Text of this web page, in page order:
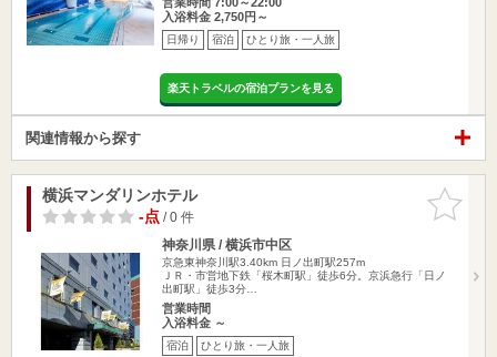
入浴料金 2,750円～
日帰り 宿泊 ひとり旅・一人旅
楽天トラベルの宿泊プランを見る
関連情報から探す
お気に入
りに追加
横浜マンダリンホテル
-点/ 0 件
神奈川県 / 横浜市中区
京急東神奈川駅3.40km 日ノ出町駅257m
ＪＲ・市営地下鉄「桜木町駅」徒歩6分。京浜急行「日ノ
出町駅」徒歩3分…
営業時間
入浴料金 ～
宿泊 ひとり旅・一人旅